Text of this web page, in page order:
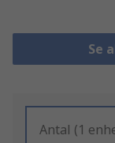
Se
Antal (1